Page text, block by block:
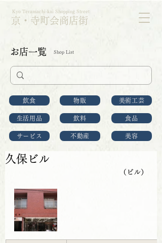
Kyo Teramachi-kai Shopping Street
京・寺町会商店街
お店一覧 Shop List
飲食
生活用品
サービス
物販
飲料
不動産
美術工芸
食品
美容
久保ビル
（ビル）